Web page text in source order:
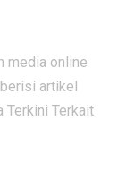
media online
artikel
Terkini Terkait